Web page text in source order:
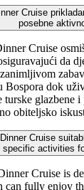
Cruise
posebne
Cruise
da
Bospora dok
glazbene i
obiteljsko
Cruise
specific activities
Cruise is
can fully enjoy